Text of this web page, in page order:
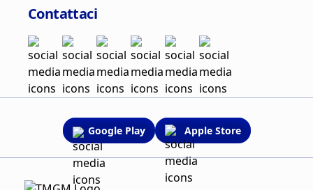
Contattaci
Google Play Apple Store